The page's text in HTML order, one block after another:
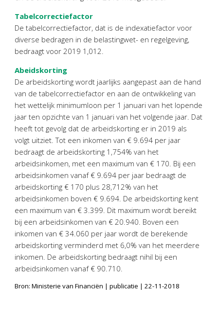
Personeel & Organisatie
Bedrijfseconomisch advies
Belastingadvies Purmerend
Nieuws&informatie
Nieuwsbrief
Nieuwsoverzicht
Handige links
Downloads
Contact
AvantiOnline
Twinfield – Boekhouden
BaseCone – Facturen
Visionplanner – Rapportage
Tabelcorrectiefactor
De tabelcorrectiefactor, dat is de indexatiefactor voor
diverse bedragen in de belastingwet- en regelgeving,
bedraagt voor 2019 1,012.
Abeidskorting
De arbeidskorting wordt jaarlijks aangepast aan de hand
van de tabelcorrectiefactor en aan de ontwikkeling van
het wettelijk minimumloon per 1 januari van het lopende
jaar ten opzichte van 1 januari van het volgende jaar. Dat
heeft tot gevolg dat de arbeidskorting er in 2019 als
volgt uitziet. Tot een inkomen van € 9.694 per jaar
bedraagt de arbeidskorting 1,754% van het
arbeidsinkomen, met een maximum van € 170. Bij een
arbeidsinkomen vanaf € 9.694 per jaar bedraagt de
arbeidskorting € 170 plus 28,712% van het
arbeidsinkomen boven € 9.694. De arbeidskorting kent
een maximum van € 3.399. Dit maximum wordt bereikt
bij een arbeidsinkomen van € 20.940. Boven een
inkomen van € 34.060 per jaar wordt de berekende
arbeidskorting verminderd met 6,0% van het meerdere
inkomen. De arbeidskorting bedraagt nihil bij een
arbeidsinkomen vanaf € 90.710.
Bron: Ministerie van Financiën | publicatie | 22-11-2018